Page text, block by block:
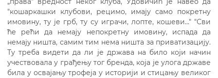
"кошаркашки клубови, рецимо, имају само покретну
имовину, ту је грб, ту су играчи, лопте, кошеви…" "Сви
ће рећи да немају непокретну имовину, испада да
немају ништа, самим тим нема ништа за приватизацију.
Ту треба видети да ли је држава на било који начин
учествовала у грађењу тог бренда, која је улога државе
била у освајању трофеја у историји и стицању великог